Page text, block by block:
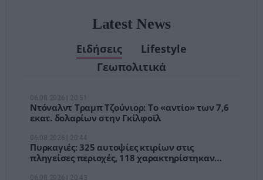
Latest News
Ειδήσεις
Lifestyle
Γεωπολιτικά
Ντόναλντ Τραμπ Τζούνιορ: Το «αντίο» των 7,6
εκατ. δολαρίων στην Γκίλφοϊλ
Πυρκαγιές: 325 αυτοψίες κτιρίων στις
πληγείσες περιοχές, 118 χαρακτηρίστηκαν